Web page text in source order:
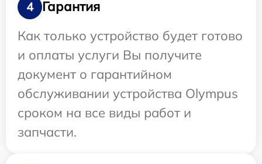
4
Гарантия
Как только устройство будет готово
и оплаты услуги Вы получите
документ о гарантийном
обслуживании устройства Olympus
сроком на все виды работ и
запчасти.